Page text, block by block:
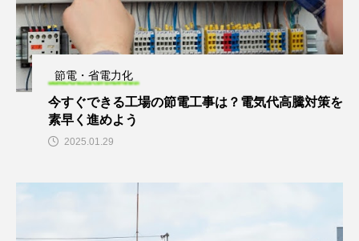
節電・省電力化
今すぐできる工場の節電工事は？電気代高騰対策を
素早く進めよう
2025.01.29